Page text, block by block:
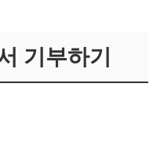
기부하기